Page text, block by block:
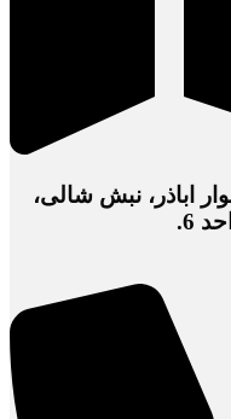
اباذر، نبش شالی،
ساختمان دفتر خدمات قضایی، واحد 6.